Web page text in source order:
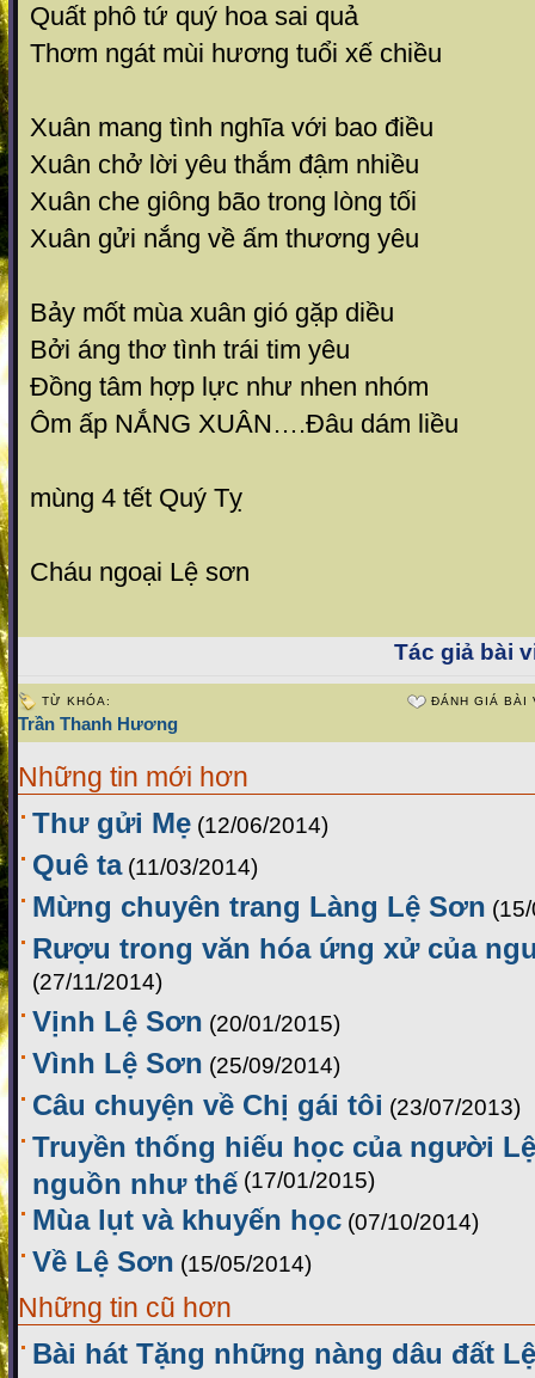
Quất phô tứ quý hoa sai quả
Thơm ngát mùi hương tuổi xế chiều
Xuân mang tình nghĩa với bao điều
Xuân chở lời yêu thắm đậm nhiều
Xuân che giông bão trong lòng tối
Xuân gửi nắng về ấm thương yêu
Bảy mốt mùa xuân gió gặp diều
Bởi áng thơ tình trái tim yêu
Đồng tâm hợp lực như nhen nhóm
Ôm ấp NẮNG XUÂN….Đâu dám liều
mùng 4 tết Quý Tỵ
Cháu ngoại Lệ sơn
Tác giả bài
TỪ KHÓA:
Trần Thanh Hương
ĐÁNH GIÁ BÀI
Những tin mới hơn
Thư gửi Mẹ (12/06/2014)
Quê ta (11/03/2014)
Mừng chuyên trang Làng Lệ Sơn
Rượu trong văn hóa ứng xử của
(27/11/2014)
Vịnh Lệ Sơn (20/01/2015)
Vình Lệ Sơn (25/09/2014)
Câu chuyện về Chị gái tôi (23/07/2013)
Truyền thống hiếu học của người
nguồn như thế (17/01/2015)
Mùa lụt và khuyến học (07/10/2014)
Về Lệ Sơn (15/05/2014)
Những tin cũ hơn
Bài hát Tặng những nàng dâu đất Lệ